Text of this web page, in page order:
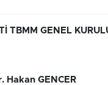
TBMM GENEL
Hakan GENCER